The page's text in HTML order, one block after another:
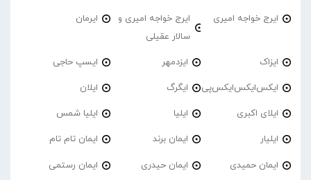
ایرج خواجه امیری
ایرج خواجه امیری و
سالار عقیلی
ایرمان
ایزاک ایزدمهر ایسپ حاجی
ایکس‌ایکس‌ایکس‌پی ایگرگ ایلان
ایلای اکبری ایلیا ایلیا شمس
ایلیار ایمان برند ایمان تام تام
ایمان حمیدی ایمان حیدری ایمان رستمی